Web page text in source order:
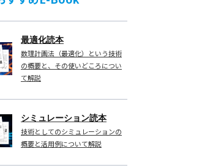
最適化読本
数理計画法（最適化）という技術
の概要と、その使いどころについ
て解説
シミュレーション読本
技術としてのシミュレーションの
概要と活用例について解説